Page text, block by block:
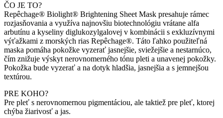
ČO JE TO?
Repêchage® Biolight® Brightening Sheet Mask presahuje rámec
rozjasňovania a využíva najnovšiu biotechnológiu vrátane alfa
arbutínu a kyseliny diglukozylgalovej v kombinácii s exkluzívnymi
výťažkami z morských rias Repêchage®. Táto ľahko použiteľná
maska pomáha pokožke vyzerať jasnejšie, sviežejšie a nestarnúco,
čím znižuje výskyt nerovnomerného tónu pleti a unavenej pokožky.
Pokožka bude vyzerať a na dotyk hladšia, jasnejšia a s jemnejšou
textúrou.
PRE KOHO?
Pre pleť s nerovnomernou pigmentáciou, ale taktiež pre pleť, ktorej
chýba žiarivosť a jas.